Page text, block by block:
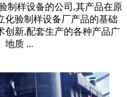
制样设备的公司,其产品在原
化验制样设备厂产品的基础
创新,配套生产的各种产品广
地质 ...